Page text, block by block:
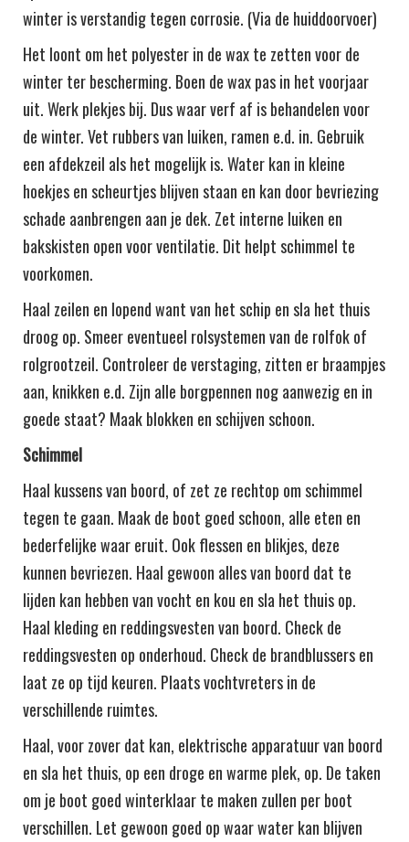
winter is verstandig tegen corrosie. (Via de huiddoorvoer)
Het loont om het polyester in de wax te zetten voor de
winter ter bescherming. Boen de wax pas in het voorjaar
uit. Werk plekjes bij. Dus waar verf af is behandelen voor
de winter. Vet rubbers van luiken, ramen e.d. in. Gebruik
een afdekzeil als het mogelijk is. Water kan in kleine
hoekjes en scheurtjes blijven staan en kan door bevriezing
schade aanbrengen aan je dek. Zet interne luiken en
bakskisten open voor ventilatie. Dit helpt schimmel te
voorkomen.
Haal zeilen en lopend want van het schip en sla het thuis
droog op. Smeer eventueel rolsystemen van de rolfok of
rolgrootzeil. Controleer de verstaging, zitten er braampjes
aan, knikken e.d. Zijn alle borgpennen nog aanwezig en in
goede staat? Maak blokken en schijven schoon.
Schimmel
Haal kussens van boord, of zet ze rechtop om schimmel
tegen te gaan. Maak de boot goed schoon, alle eten en
bederfelijke waar eruit. Ook flessen en blikjes, deze
kunnen bevriezen. Haal gewoon alles van boord dat te
lijden kan hebben van vocht en kou en sla het thuis op.
Haal kleding en reddingsvesten van boord. Check de
reddingsvesten op onderhoud. Check de brandblussers en
laat ze op tijd keuren. Plaats vochtvreters in de
verschillende ruimtes.
Haal, voor zover dat kan, elektrische apparatuur van boord
en sla het thuis, op een droge en warme plek, op. De taken
om je boot goed winterklaar te maken zullen per boot
verschillen. Let gewoon goed op waar water kan blijven